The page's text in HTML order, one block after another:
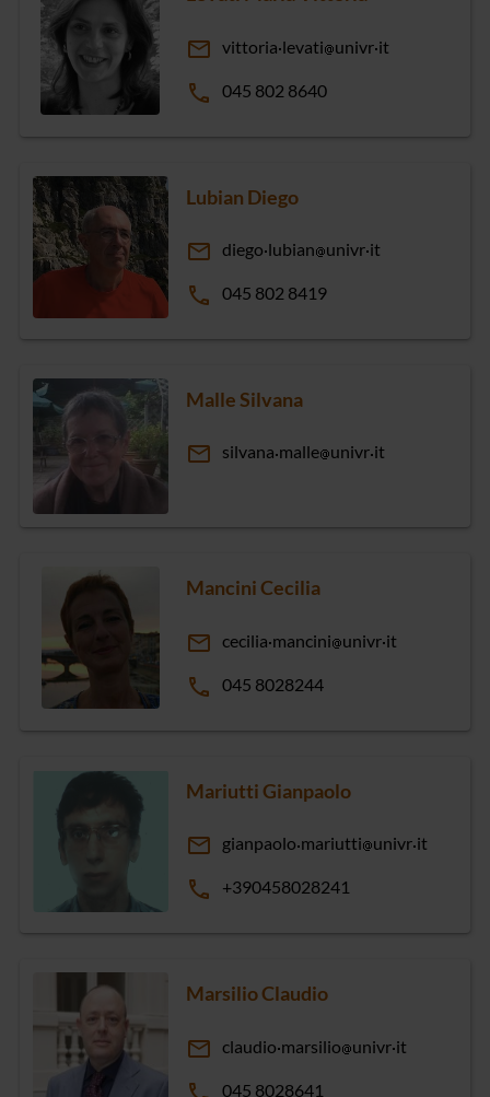
email vittoria levati univr it
phone 045 802 8640
Lubian Diego
email diego lubian univr it
phone 045 802 8419
Malle Silvana
email silvana malle univr it
Mancini Cecilia
email cecilia mancini univr it
phone 045 8028244
Mariutti Gianpaolo
email gianpaolo mariutti univr it
phone +390458028241
Marsilio Claudio
email claudio marsilio univr it
045 8028641